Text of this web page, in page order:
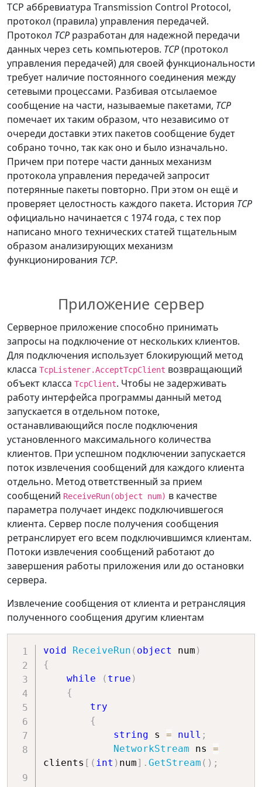
TCP аббревиатура Transmission Control Protocol,
протокол (правила) управления передачей.
Протокол TCP разработан для надежной передачи
данных через сеть компьютеров. TCP(протокол
управления передачей) для своей функциональности
требует наличие постоянного соединения между
сетевыми процессами. Разбивая отсылаемое
сообщение на части, называемые пакетами, TCP
помечает их таким образом, что независимо от
очереди доставки этих пакетов сообщение будет
собрано точно, так как оно и было изначально.
Причем при потере части данных механизм
протокола управления передачей запросит
потерянные пакеты повторно. При этом он ещё и
проверяет целостность каждого пакета. История TCP
официально начинается с 1974 года, с тех пор
написано много технических статей тщательным
образом анализирующих механизм
функционирования TCP.
Приложение сервер
Серверное приложение способно принимать
запросы на подключение от нескольких клиентов.
Для подключения использует блокирующий метод
класса TcpListener.AcceptTcpClient возвращающий
объект класса TcpClient. Чтобы не задерживать
работу интерфейса программы данный метод
запускается в отдельном потоке,
останавливающийся после подключения
установленного максимального количества
клиентов. При успешном подключении запускается
поток извлечения сообщений для каждого клиента
отдельно. Метод ответственный за прием
сообщений ReceiveRun(object num) в качестве
параметра получает индекс подключившегося
клиента. Сервер после получения сообщения
ретранслирует его всем подключившимся клиентам.
Потоки извлечения сообщений работают до
завершения работы приложения или до остановки
сервера.
Извлечение сообщения от клиента и ретрансляция
полученного сообщения другим клиентам
void ReceiveRun ( object num )
{
while
( true )
{
try
{
string s = null ;
NetworkStream ns =
clients [ ( int ) num] . GetStream ( ) ;